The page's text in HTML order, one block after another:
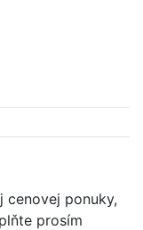
cenovej ponuky,
prosím